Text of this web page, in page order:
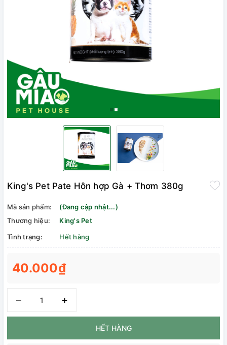
King's Pet Pate Hỗn hợp Gà + Thơm 380g
Mã sản phẩm:
(Đang cập nhật...)
Thương hiệu:
King's Pet
Tình trạng:
Hết hàng
40.000₫
– +
HẾT HÀNG